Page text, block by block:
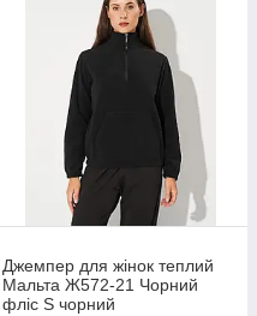
Джемпер для жінок теплий
Мальта Ж572-21 Чорний
фліс S чорний